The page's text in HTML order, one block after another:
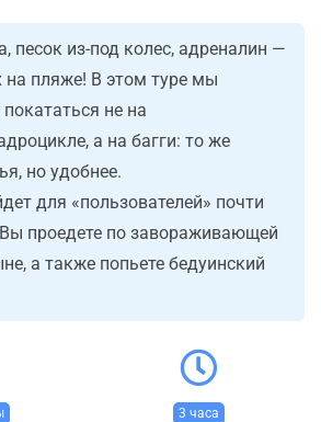
песок из-под колес, адреналин —
на пляже! В этом туре мы
не на
а на багги: то же
но удобнее.
для «пользователей» почти
Вы проедете по завораживающей
а также попьете бедуинский
3 часа